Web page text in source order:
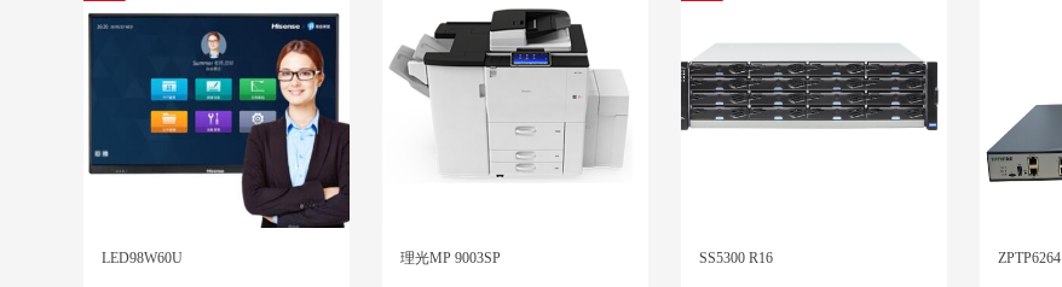
LED98W60U 理光MP 9003SP SS5300 R16 ZPTP6264